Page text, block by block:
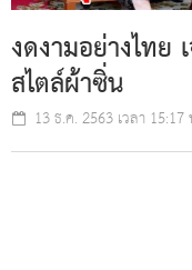
งดงามอย่างไท
สไตล์ผ้าซิ่น
13 ธ.ค. 2563 เวลา 15:17